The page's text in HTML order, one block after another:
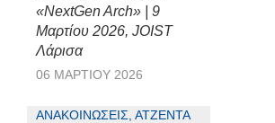
«NextGen Arch» | 9
Μαρτίου 2026, JOIST
Λάρισα
06 ΜΑΡΤΊΟΥ 2026
ΑΝΑΚΟΙΝΏΣΕΙΣ, ΑΤΖΈΝΤΑ